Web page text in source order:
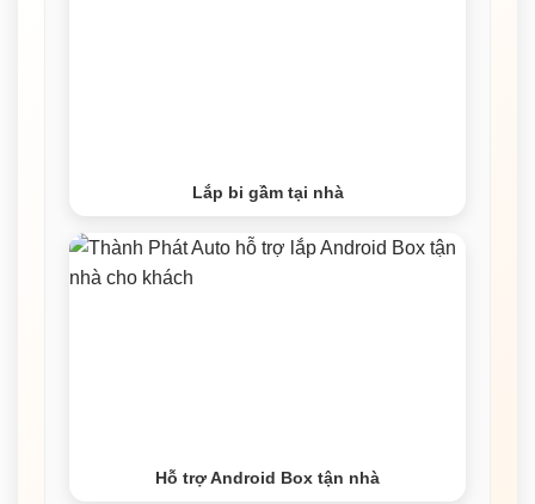
Lắp bi gầm tại nhà
Hỗ trợ Android Box tận nhà